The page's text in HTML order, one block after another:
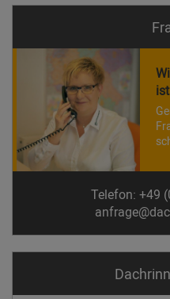
Telefon: +49